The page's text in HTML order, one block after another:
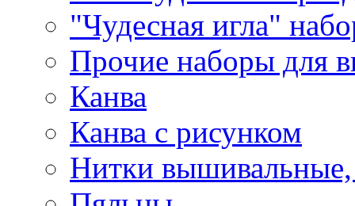
"Чудесная игла"
Прочие наборы для
Канва
Канва с рисунком
Нитки